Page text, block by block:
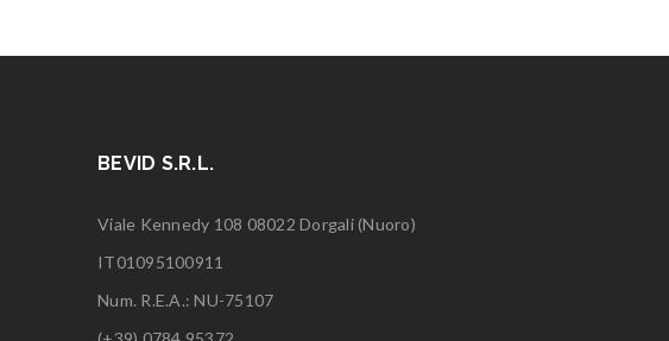
BEVID S.R.L.
Viale Kennedy 108 08022 Dorgali (Nuoro)
IT01095100911
Num. R.E.A.: NU-75107